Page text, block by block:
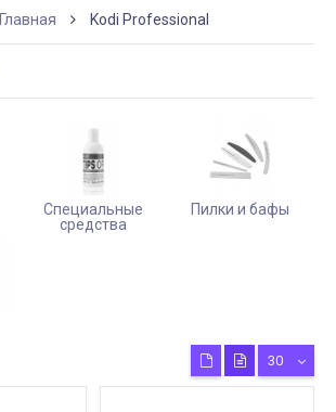
Главная Kodi Professional
Специальные
средства
Пилки и бафы
30